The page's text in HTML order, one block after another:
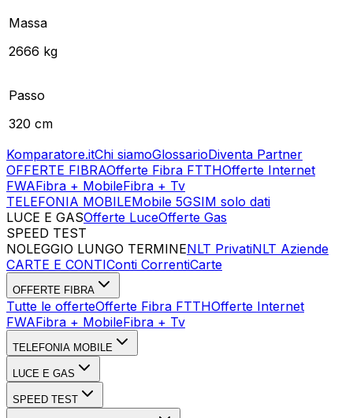
Massa
2666 kg
Passo
320 cm
Komparatore.itChi siamoGlossarioDiventa Partner
OFFERTE FIBRAOfferte Fibra FTTHOfferte Internet
FWAFibra + MobileFibra + Tv
TELEFONIA MOBILEMobile 5GSIM solo dati
LUCE E GASOfferte LuceOfferte Gas
SPEED TEST
NOLEGGIO LUNGO TERMINENLT PrivatiNLT Aziende
CARTE E CONTIConti CorrentiCarte
OFFERTE FIBRA
Tutte le offerteOfferte Fibra FTTHOfferte Internet
FWAFibra + MobileFibra + Tv
TELEFONIA MOBILE
LUCE E GAS
SPEED TEST